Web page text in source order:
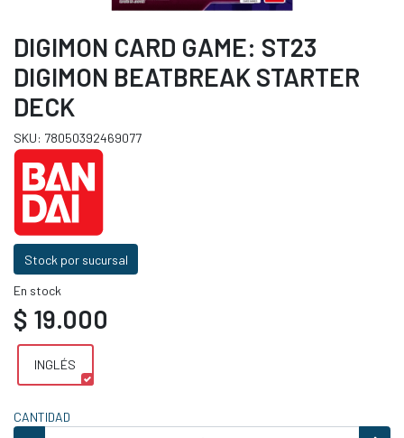
DIGIMON CARD GAME: ST23
DIGIMON BEATBREAK STARTER
DECK
SKU: 78050392469077
Stock por sucursal
En stock
$ 19.000
INGLÉS
CANTIDAD